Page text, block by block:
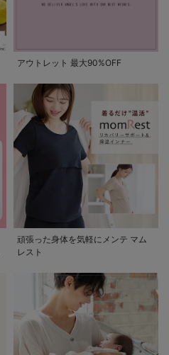
アウトレット 最大90%OFF
頑張った身体を気軽にメンテ マム
レスト